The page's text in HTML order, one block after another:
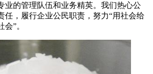
业的管理队伍和业务精英。我们热心公
任，履行企业公民职责，努力“用社会给
”。